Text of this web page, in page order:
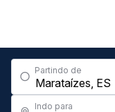
Partindo de
Indo para